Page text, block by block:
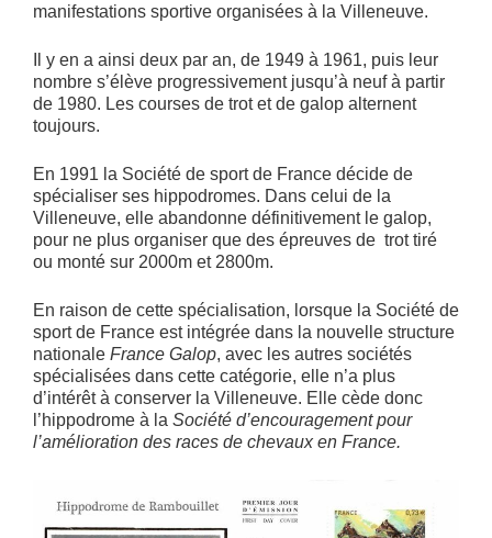
manifestations sportive organisées à la Villeneuve.
Il y en a ainsi deux par an, de 1949 à 1961, puis leur
nombre s’élève progressivement jusqu’à neuf à partir
de 1980. Les courses de trot et de galop alternent
toujours.
En 1991 la Société de sport de France décide de
spécialiser ses hippodromes. Dans celui de la
Villeneuve, elle abandonne définitivement le galop,
pour ne plus organiser que des épreuves de trot tiré
ou monté sur 2000m et 2800m.
En raison de cette spécialisation, lorsque la Société de
sport de France est intégrée dans la nouvelle structure
nationale France Galop, avec les autres sociétés
spécialisées dans cette catégorie, elle n’a plus
d’intérêt à conserver la Villeneuve. Elle cède donc
l’hippodrome à la Société d’encouragement pour
l’amélioration des races de chevaux en France.